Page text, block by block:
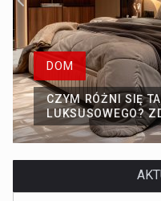
DOM
CZYM RÓŻNI SIĘ
LUKSUSOWEGO?